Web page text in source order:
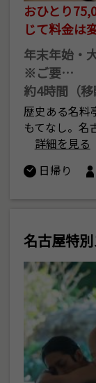
おひとり
じて料金は
年末年始・
※ご要…
約4時間（移
歴史ある名料
もてなし。
詳細を見る
日帰り
名古屋特